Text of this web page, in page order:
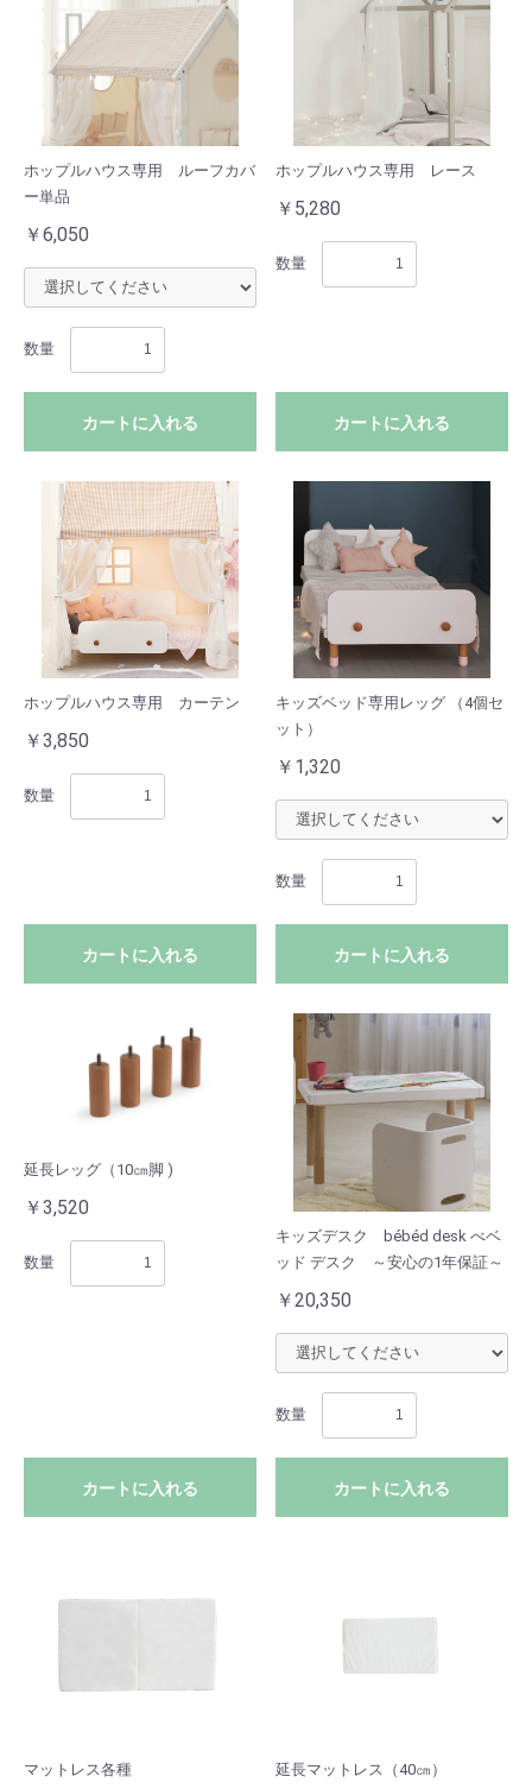
ホップルハウス専用 ルーフカバ
ー単品
￥6,050
数量
カートに入れる
ホップルハウス専用 レース
￥5,280
数量
カートに入れる
ホップルハウス専用 カーテン
￥3,850
数量
カートに入れる
キッズベッド専用レッグ （4個セ
ット）
￥1,320
数量
カートに入れる
延長レッグ（10㎝脚 )
￥3,520
数量
カートに入れる
キッズデスク bébéd desk べベ
ッド デスク ～安心の1年保証～
￥20,350
数量
カートに入れる
マットレス各種 延長マットレス（40㎝）
お買い物を続ける
カートへ進む